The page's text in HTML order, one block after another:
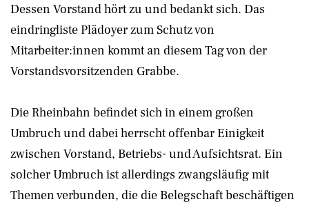
Dessen Vorstand hört zu und bedankt sich. Das
eindringliste Plädoyer zum Schutz von
Mitarbeiter:innen kommt an diesem Tag von der
Vorstandsvorsitzenden Grabbe.
Die Rheinbahn befindet sich in einem großen
Umbruch und dabei herrscht offenbar Einigkeit
zwischen Vorstand, Betriebs- und Aufsichtsrat. Ein
solcher Umbruch ist allerdings zwangsläufig mit
Themen verbunden, die die Belegschaft beschäftigen